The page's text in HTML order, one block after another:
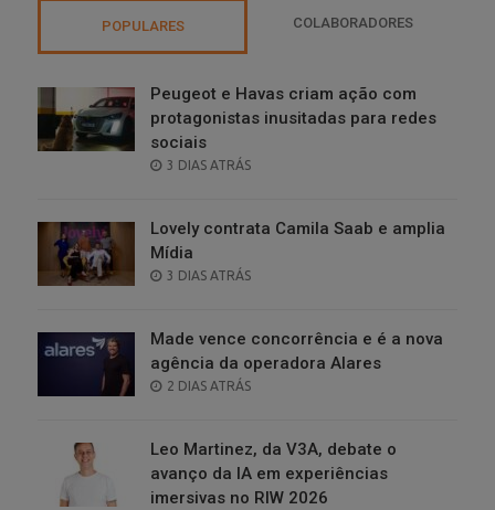
POPULARES COLABORADORES
Peugeot e Havas criam ação com
protagonistas inusitadas para redes
sociais
POSTED
3 DIAS ATRÁS
Lovely contrata Camila Saab e amplia
Mídia
POSTED
3 DIAS ATRÁS
Made vence concorrência e é a nova
agência da operadora Alares
POSTED
2 DIAS ATRÁS
Leo Martinez, da V3A, debate o
avanço da IA em experiências
imersivas no RIW 2026